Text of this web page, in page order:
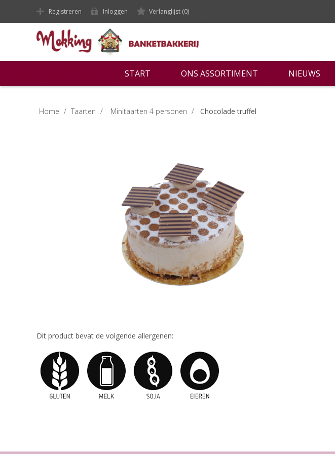
Registreren Inloggen Verlanglijst (0)
START ONS ASSORTIMENT NIEUWS
Home / Taarten / Minitaarten 4 personen / Chocolade truffel
Dit product bevat de volgende allergenen: